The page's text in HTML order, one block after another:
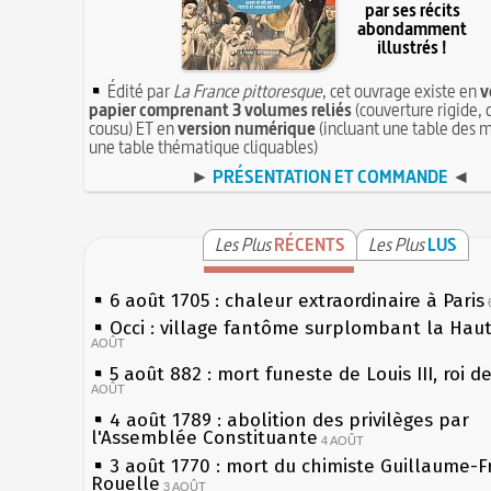
par ses récits
abondamment
illustrés !
Édité parLa France pittoresque, cet ouvrage existe en
papier comprenant 3 volumes reliés(couverture rigide,
cousu) ET enversion numérique(incluant une table des
une table thématique cliquables)
► PRÉSENTATION ET COMMANDE ◄
Les PlusRÉCENTS Les PlusLUS
6 août 1705 : chaleur extraordinaire à Paris
Occi : village fantôme surplombant la
AOÛT
5 août 882 : mort funeste de Louis III, roi
AOÛT
4 août 1789 : abolition des privilèges par
l'Assemblée Constituante 4 AOÛT
3 août 1770 : mort du chimiste Guillaume-
Rouelle 3 AOÛT